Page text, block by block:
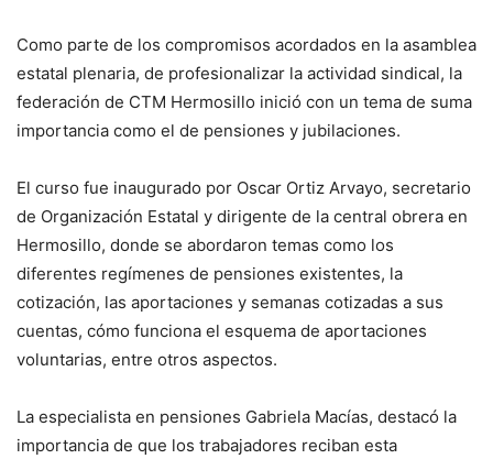
Como parte de los compromisos acordados en la asamblea
estatal plenaria, de profesionalizar la actividad sindical, la
federación de CTM Hermosillo inició con un tema de suma
importancia como el de pensiones y jubilaciones.
El curso fue inaugurado por Oscar Ortiz Arvayo, secretario
de Organización Estatal y dirigente de la central obrera en
Hermosillo, donde se abordaron temas como los
diferentes regímenes de pensiones existentes, la
cotización, las aportaciones y semanas cotizadas a sus
cuentas, cómo funciona el esquema de aportaciones
voluntarias, entre otros aspectos.
La especialista en pensiones Gabriela Macías, destacó la
importancia de que los trabajadores reciban esta